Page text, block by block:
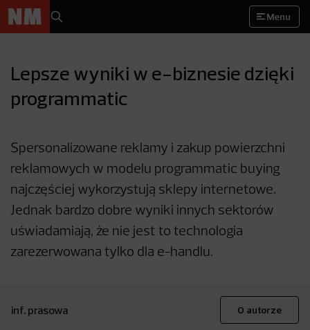
Menu
Lepsze wyniki w e-biznesie dzięki
programmatic
Spersonalizowane reklamy i zakup powierzchni
reklamowych w modelu programmatic buying
najczęściej wykorzystują sklepy internetowe.
Jednak bardzo dobre wyniki innych sektorów
uświadamiają, że nie jest to technologia
zarezerwowana tylko dla e-handlu.
inf. prasowa O autorze